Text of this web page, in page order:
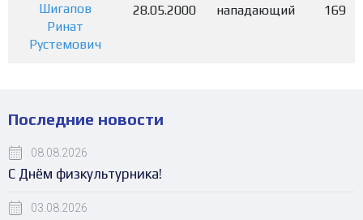
Шигапов
Ринат
Рустемович
28.05.2000 нападающий 169
Последние новости
08.08.2026
С Днём физкультурника!
03.08.2026